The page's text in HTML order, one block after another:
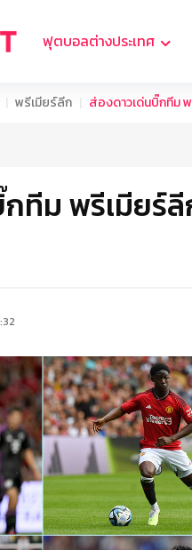
ฟุตบอลต่างประเทศ
พรีเมียร์ลีก ส่องดาวเด่นบิ๊กทีม
ทีม พรีเมียร์